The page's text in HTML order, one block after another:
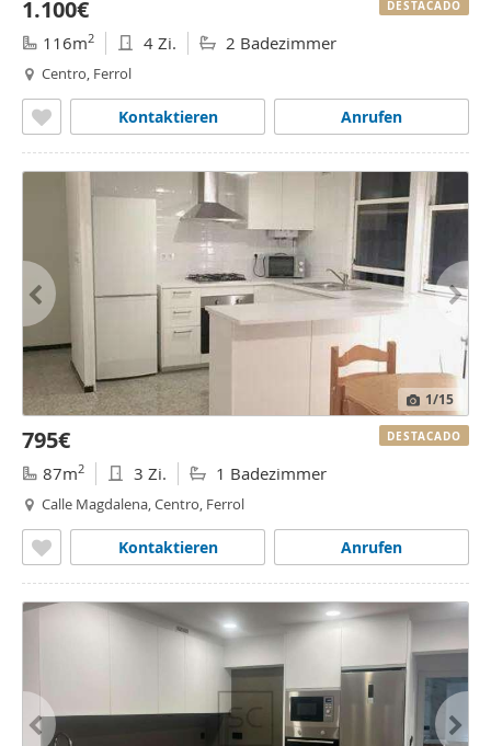
1.100€
116m2 4 Zi. 2 Badezimmer
Centro, Ferrol
Anrufen
Kontaktieren
DESTACADO
1/15
795€
87m2 3 Zi. 1 Badezimmer
Calle Magdalena, Centro, Ferrol
Anrufen
Kontaktieren
DESTACADO